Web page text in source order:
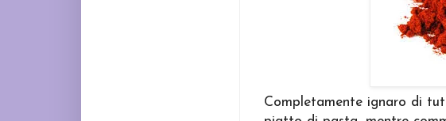
Completamente ignaro di